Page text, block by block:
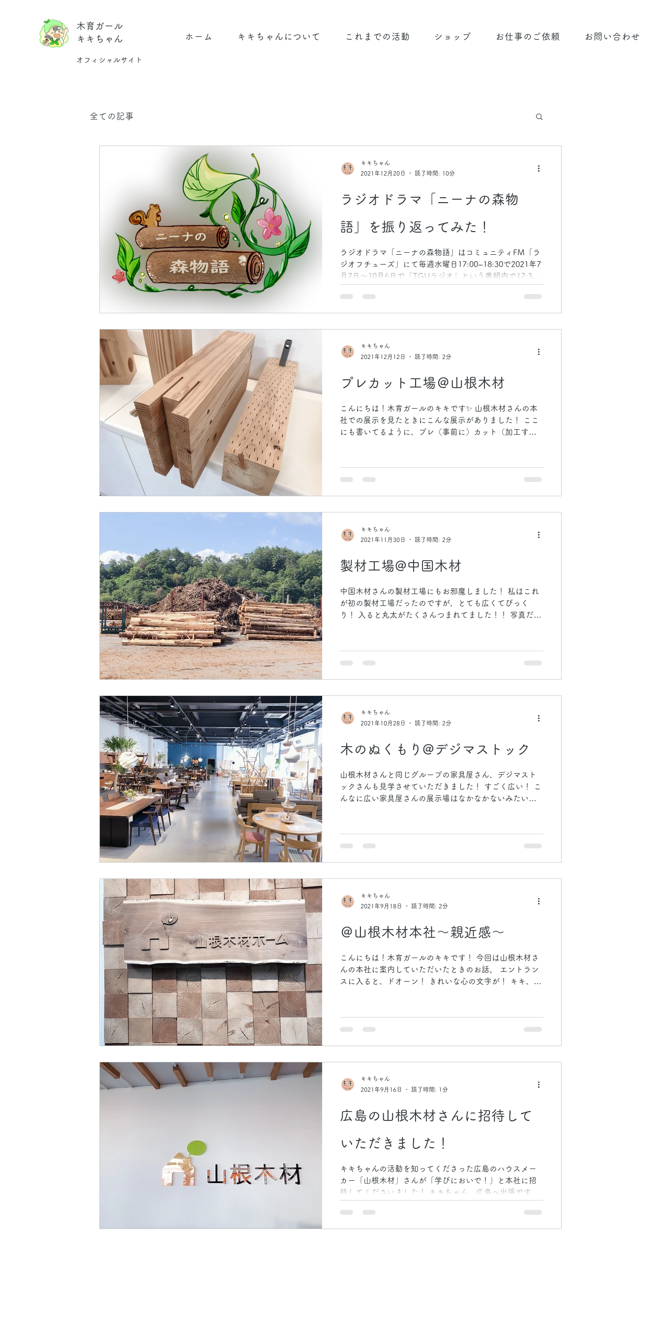
木育ガール
キキちゃん
オフィシャルサイト
ホーム キキちゃんについて これまでの活動 ショップ お仕事のご依頼 お問い合わせ
全ての記事
ラジオドラマ「ニーナの森物
語」を振り返ってみた！
ラジオドラマ「ニーナの森物語」はコミュニティFM「ラ
ジオフチューズ」にて毎週水曜日17:00~18:30で2021年7
月7日〜10月6日で「TGUラジオ」という番組内で17:30
ことを身近に知ってもらいたいという思いから始...
キキちゃん
2021年12月20日
読了時間: 10分
プレカット工場＠山根木材
こんにちは！木育ガールのキキです✨ 山根木材さんの本
社での展示を見たときにこんな展示がありました！ ここ
にも書いてるように、プレ（事前に）カット（加工す
れた技術で加工してい...
キキちゃん
2021年12月12日
読了時間: 2分
製材工場@中国木材
中国木材さんの製材工場にもお邪魔しました！ 私はこれ
が初の製材工場だったのですが，とても広くてびっく
り！ 入ると丸太がたくさんつまれてました！！ 写真だと
キキちゃん
2021年11月30日
読了時間: 2分
木のぬくもり@デジマストック
山根木材さんと同じグループの家具屋さん、デジマスト
ックさんも見学させていただきました！ すごく広い！ こ
んなに広い家具屋さんの展示場はなかなかないみたい
よね！...
キキちゃん
2021年10月28日
読了時間: 2分
＠山根木材本社〜親近感〜
こんにちは！木育ガールのキキです！ 今回は山根木材さ
んの本社に案内していただいたときのお話。 エントラン
スに入ると、ドオーン！ きれいな心の文字が！ キキ、実
こにもドーン...
キキちゃん
2021年9月18日
読了時間: 2分
広島の山根木材さんに招待して
いただきました！
キキちゃんの活動を知ってくださった広島のハウスメー
カー「山根木材」さんが「学びにおいで！」と本社に招
待してくださいました！ キキちゃん、広島へ出張です🚄
やっている家具屋さん「DEJIMASTOCK」さんにも案内
していただ...
キキちゃん
2021年9月16日
読了時間: 1分